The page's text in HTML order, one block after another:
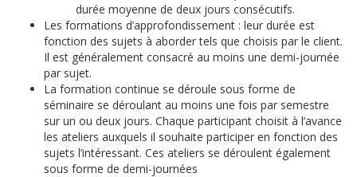
durée moyenne de deux jours consécutifs.
Les formations d’approfondissement : leur durée est
fonction des sujets à aborder tels que choisis par le client.
Il est généralement consacré au moins une demi-journée
par sujet.
La formation continue se déroule sous forme de
séminaire se déroulant au moins une fois par semestre
sur un ou deux jours. Chaque participant choisit à l’avance
les ateliers auxquels il souhaite participer en fonction des
sujets l’intéressant. Ces ateliers se déroulent également
sous forme de demi-journées